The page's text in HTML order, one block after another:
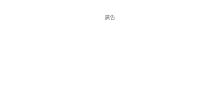
廣告